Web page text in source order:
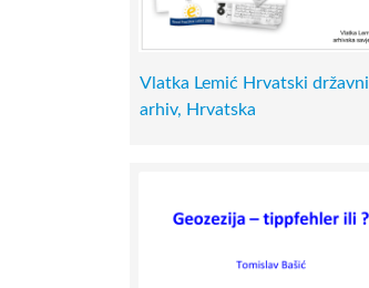
Vlatka Lemić Hrvatski državni
arhiv, Hrvatska